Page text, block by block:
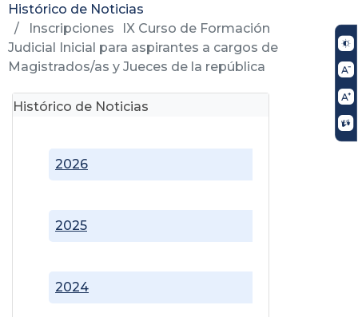
Histórico de Noticias
Inscripciones IX Curso de Formación
Judicial Inicial para aspirantes a cargos de
Magistrados/as y Jueces de la república
Histórico de Noticias
2024
2025
2026